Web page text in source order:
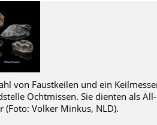
von Faustkeilen und ein
Ochtmissen. Sie dienten als All-
(Foto: Volker Minkus, NLD).